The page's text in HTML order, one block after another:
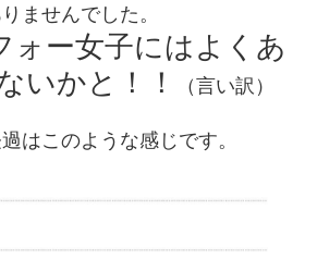
ませんでした。
ォー女子にはよくあ
いかと！！
（言い訳）
はこのような感じです。